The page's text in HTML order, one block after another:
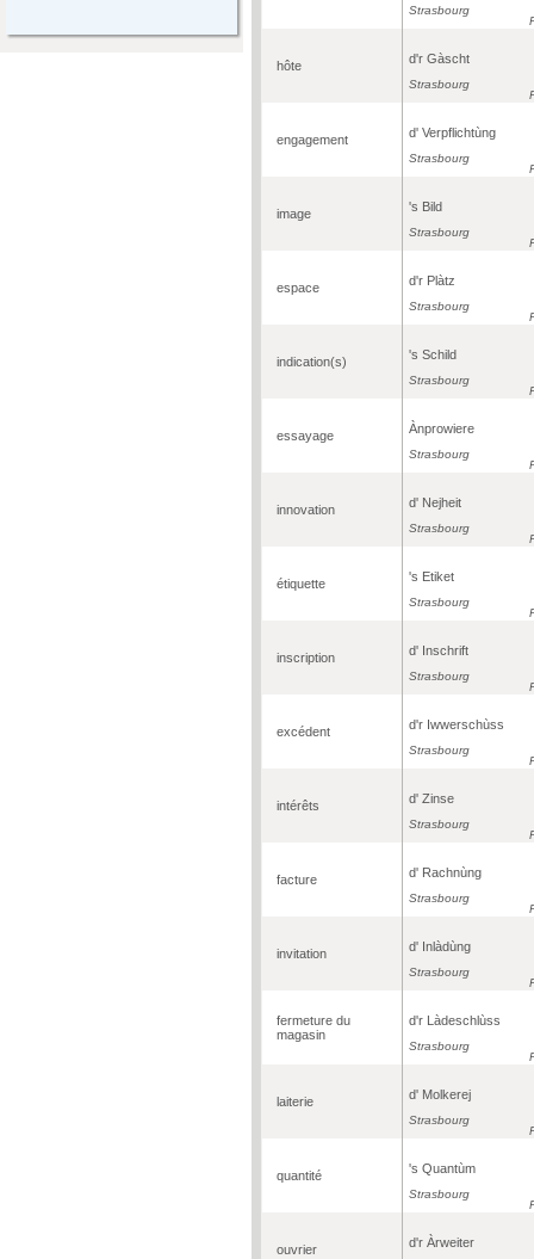
Strasbourg
hôte d'r Gàscht
Strasbourg
engagement d' Verpflichtùng
Strasbourg
image 's Bild
Strasbourg
espace d'r Plàtz
Strasbourg
indication(s) 's Schild
Strasbourg
essayage Ànprowiere
Strasbourg
innovation d' Nejheit
Strasbourg
étiquette 's Etiket
Strasbourg
inscription d' Inschrift
Strasbourg
excédent d'r Iwwerschùss
Strasbourg
intérêts d' Zinse
Strasbourg
facture d' Rachnùng
Strasbourg
invitation d' Inlàdùng
Strasbourg
fermeture du
magasin
d'r Làdeschlùss
Strasbourg
laiterie d' Molkerej
Strasbourg
quantité 's Quantùm
Strasbourg
ouvrier d'r Àrweiter